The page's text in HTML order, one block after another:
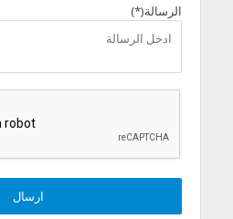
الرسالة(*)